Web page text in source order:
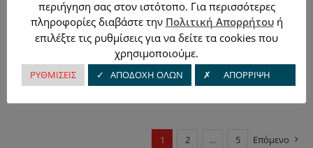
Τηλεόραση 55" QE55Q90TATXXH,
UHD 4K, SmartTV, Samsung
1.354,70€
1 2 … 5 Επόμενο
περιήγηση σας στον ιστότοπο. Για περισσότερες
πληροφορίες διαβάστε την Πολιτική Απορρήτουή
επιλέξτε τις ρυθμίσεις για να δείτε τα cookies που
χρησιμοποιούμε.
ΡΥΘΜΙΣΕΙΣ ✓ ΑΠΟΔΟΧΗ ΟΛΩΝ ✗ ΑΠΟΡΡΙΨΗ